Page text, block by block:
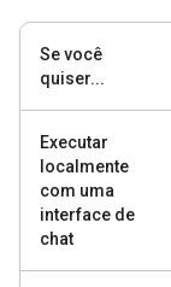
Se você
quiser...
Executar
localmente
com uma
interface de
chat